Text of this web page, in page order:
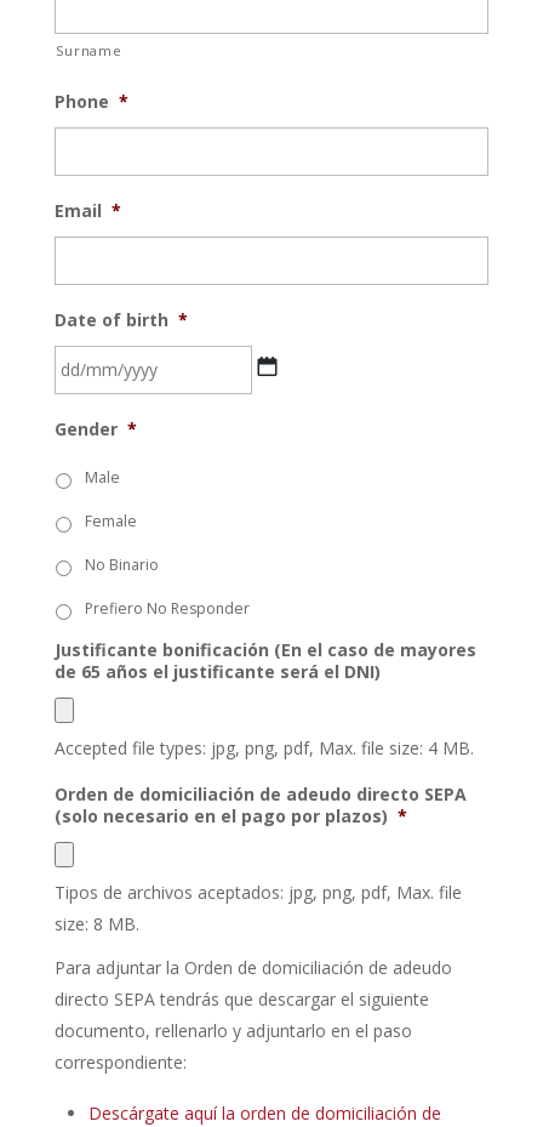
Surname
Phone *
Email *
Date of birth *
bar
MM
YYYYY
Gender *
Male
Female
No Binario
Prefiero No Responder
Justificante bonificación (En el caso de mayores
de 65 años el justificante será el DNI)
Accepted file types: jpg, png, pdf, Max. file size: 4 MB.
Orden de domiciliación de adeudo directo SEPA
(solo necesario en el pago por plazos) *
Tipos de archivos aceptados: jpg, png, pdf, Max. file
size: 8 MB.
Para adjuntar la Orden de domiciliación de adeudo
directo SEPA tendrás que descargar el siguiente
documento, rellenarlo y adjuntarlo en el paso
correspondiente:
Descárgate aquí la orden de domiciliación de